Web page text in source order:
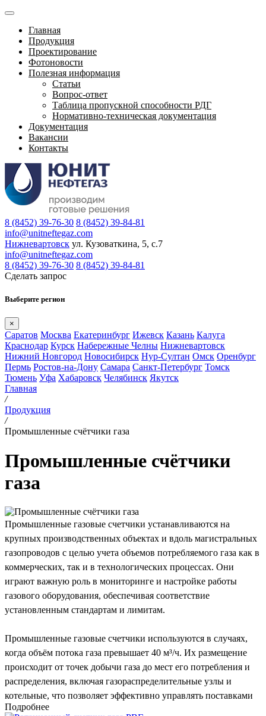
Главная
Продукция
Проектирование
Фотоновости
Полезная информация
Статьи
Вопрос-ответ
Таблица пропускной способности РДГ
Нормативно-техническая документация
Документация
Вакансии
Контакты
8 (8452) 39-76-30 8 (8452) 39-84-81
info@unitneftegaz.com
Нижневартовск ул. Кузоваткина, 5, с.7
info@unitneftegaz.com
8 (8452) 39-76-30 8 (8452) 39-84-81
Сделать запрос
Выберите регион
×
Саратов Москва Екатеринбург Ижевск Казань Калуга
Краснодар Курск Набережные Челны Нижневартовск
Нижний Новгород Новосибирск Нур-Султан Омск Оренбург
Пермь Ростов-на-Дону Самара Санкт-Петербург Томск
Тюмень Уфа Хабаровск Челябинск Якутск
Главная
/
Продукция
/
Промышленные счётчики газа
Промышленные счётчики
газа
Промышленные газовые счетчики устанавливаются на
крупных производственных объектах и вдоль магистральных
газопроводов с целью учета объемов потребляемого газа как в
коммерческих, так и в технологических процессах. Они
играют важную роль в мониторинге и настройке работы
газового оборудования, обеспечивая соответствие
установленным стандартам и лимитам.
Промышленные газовые счетчики используются в случаях,
когда объём потока газа превышает 40 м³/ч. Их размещение
происходит от точек добычи газа до мест его потребления и
распределения, включая газораспределительные узлы и
котельные, что позволяет эффективно управлять поставками
газа конечным пользователям.
Подробнее